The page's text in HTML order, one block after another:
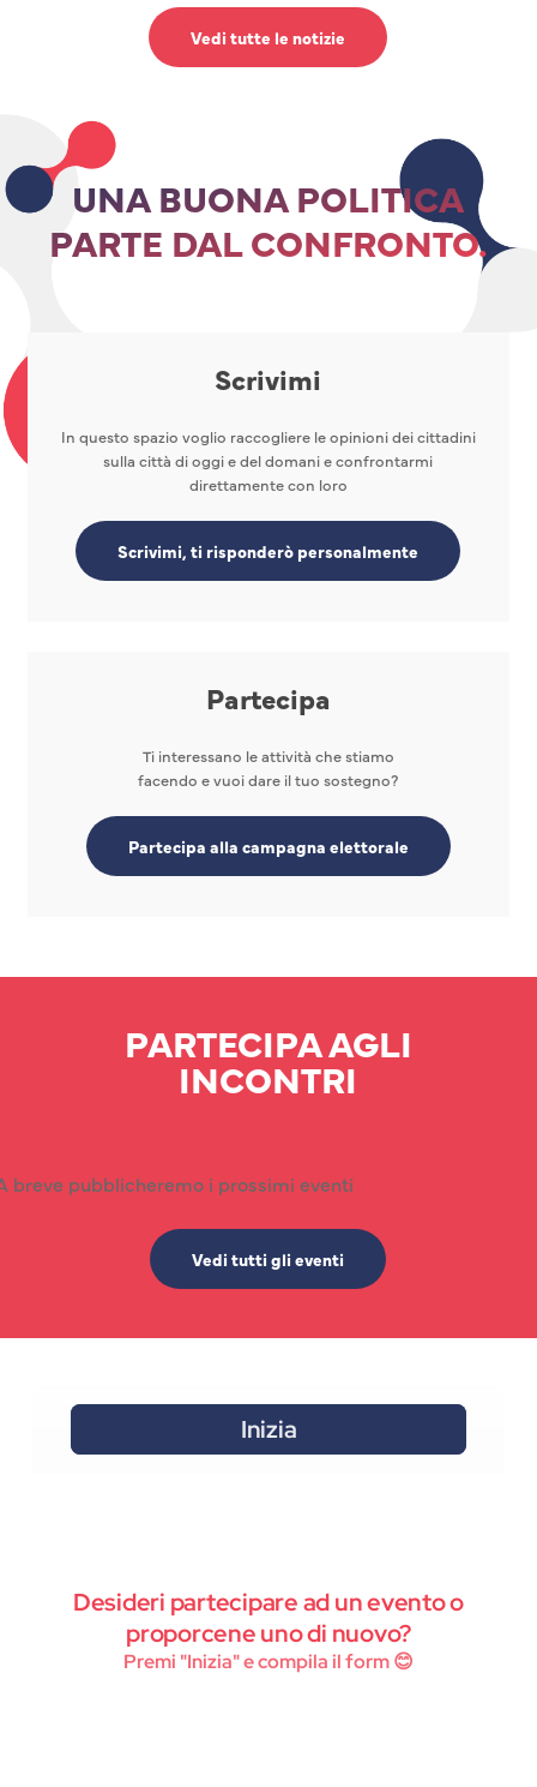
Vedi tutte le notizie
UNA BUONA POLITICA
PARTE DAL CONFRONTO.
Scrivimi
In questo spazio voglio raccogliere le opinioni dei cittadini
sulla città di oggi e del domani e confrontarmi
direttamente con loro
Scrivimi, ti risponderò personalmente
Partecipa
Ti interessano le attività che stiamo
facendo e vuoi dare il tuo sostegno?
Partecipa alla campagna elettorale
PARTECIPA AGLI
INCONTRI
breve pubblicheremo i prossimi eventi
Vedi tutti gli eventi